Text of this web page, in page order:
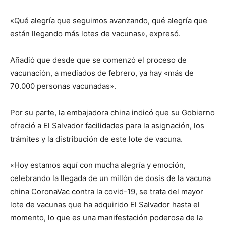
«Qué alegría que seguimos avanzando, qué alegría que
están llegando más lotes de vacunas», expresó.
Añadió que desde que se comenzó el proceso de
vacunación, a mediados de febrero, ya hay «más de
70.000 personas vacunadas».
Por su parte, la embajadora china indicó que su Gobierno
ofreció a El Salvador facilidades para la asignación, los
trámites y la distribución de este lote de vacuna.
«Hoy estamos aquí con mucha alegría y emoción,
celebrando la llegada de un millón de dosis de la vacuna
china CoronaVac contra la covid-19, se trata del mayor
lote de vacunas que ha adquirido El Salvador hasta el
momento, lo que es una manifestación poderosa de la